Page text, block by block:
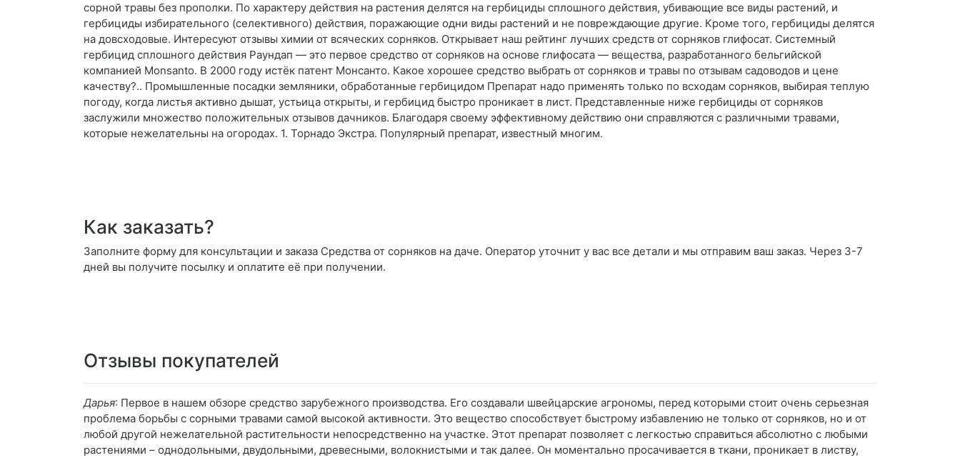
сорной травы без прополки. По характеру действия на растения делятся на гербициды сплошного действия, убивающие все виды растений, и
гербициды избирательного (селективного) действия, поражающие одни виды растений и не повреждающие другие. Кроме того, гербициды делятся
на довсходовые. Интересуют отзывы химии от всяческих сорняков. Открывает наш рейтинг лучших средств от сорняков глифосат. Системный
гербицид сплошного действия Раундап — это первое средство от сорняков на основе глифосата — вещества, разработанного бельгийской
компанией Monsanto. В 2000 году истёк патент Монсанто. Какое хорошее средство выбрать от сорняков и травы по отзывам садоводов и цене
качеству?.. Промышленные посадки земляники, обработанные гербицидом Препарат надо применять только по всходам сорняков, выбирая теплую
погоду, когда листья активно дышат, устьица открыты, и гербицид быстро проникает в лист. Представленные ниже гербициды от сорняков
заслужили множество положительных отзывов дачников. Благодаря своему эффективному действию они справляются с различными травами,
которые нежелательны на огородах. 1. Торнадо Экстра. Популярный препарат, известный многим.
Как заказать?
Заполните форму для консультации и заказа Средства от сорняков на даче. Оператор уточнит у вас все детали и мы отправим ваш заказ. Через 3-7
дней вы получите посылку и оплатите её при получении.
Отзывы покупателей
Дарья: Первое в нашем обзоре средство зарубежного производства. Его создавали швейцарские агрономы, перед которыми стоит очень серьезная
проблема борьбы с сорными травами самой высокой активности. Это вещество способствует быстрому избавлению не только от сорняков, но и от
любой другой нежелательной растительности непосредственно на участке. Этот препарат позволяет с легкостью справиться абсолютно с любыми
растениями – однодольными, двудольными, древесными, волокнистыми и так далее. Он моментально просачивается в ткани, проникает в листву,